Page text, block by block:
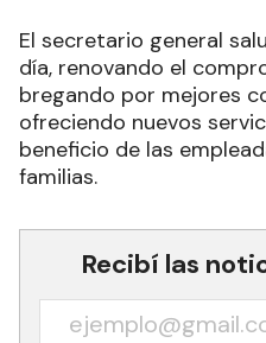
El secretario general
día, renovando el
bregando por mejores
ofreciendo nuevos
beneficio de las
familias.
Recibí las